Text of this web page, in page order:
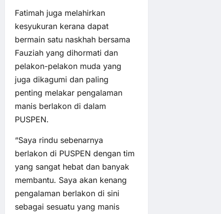
Fatimah juga melahirkan
kesyukuran kerana dapat
bermain satu naskhah bersama
Fauziah yang dihormati dan
pelakon-pelakon muda yang
juga dikagumi dan paling
penting melakar pengalaman
manis berlakon di dalam
PUSPEN.
“Saya rindu sebenarnya
berlakon di PUSPEN dengan tim
yang sangat hebat dan banyak
membantu. Saya akan kenang
pengalaman berlakon di sini
sebagai sesuatu yang manis